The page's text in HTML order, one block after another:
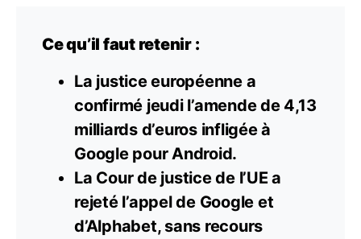
Ce qu’il faut retenir :
La justice européenne a
confirmé jeudi l’amende de 4,13
milliards d’euros infligée à
Google pour Android.
La Cour de justice de l’UE a
rejeté l’appel de Google et
d’Alphabet, sans recours